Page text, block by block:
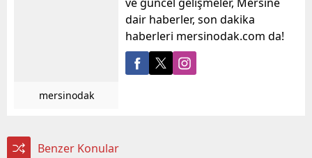
mersinodak
dair haberler, son dakika
haberleri mersinodak.com da!
Benzer Konular